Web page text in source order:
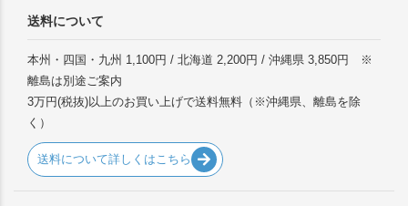
送料について
本州・四国・九州 1,100円 / 北海道 2,200円 / 沖縄県 3,850円 ※
離島は別途ご案内
3万円(税抜)以上のお買い上げで送料無料（※沖縄県、離島を除
く）
送料について詳しくはこちら